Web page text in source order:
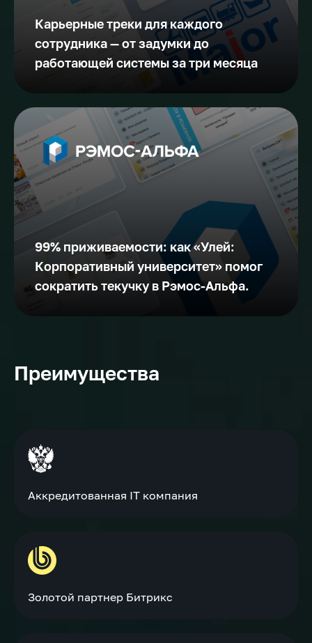
Карьерные треки для каждого
сотрудника — от задумки до
работающей системы за три месяца
99% приживаемости: как «Улей:
Корпоративный университет» помог
сократить текучку в Рэмос-Альфа.
Преимущества
Аккредитованная IT компания
Золотой партнер Битрикс